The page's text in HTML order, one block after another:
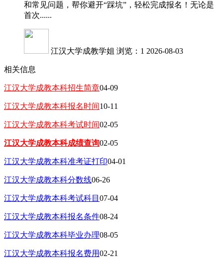
和常见问题，帮你避开“踩坑”，轻松完成报名！无论是
首次......
江汉大学成教学姐 浏览：1 2026-08-03
相关信息
江汉大学成教本科招生简章04-09
江汉大学成教本科报名时间10-11
江汉大学成教本科考试时间02-05
江汉大学成教本科成绩查询02-05
江汉大学成教本科准考证打印04-01
江汉大学成教本科分数线06-26
江汉大学成教本科考试科目 07-04
江汉大学成教本科报名条件08-24
江汉大学成教本科毕业办理08-05
江汉大学成教本科报名费用02-21